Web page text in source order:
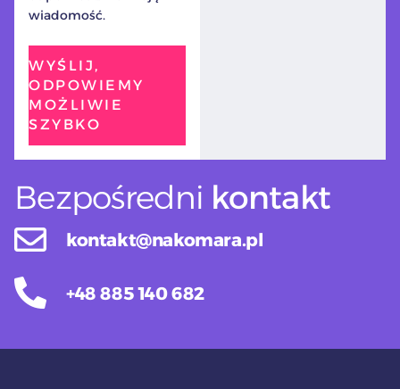
wiadomość.
WYŚLIJ,
ODPOWIEMY
MOŻLIWIE
SZYBKO
Bezpośredni kontakt
kontakt@nakomara.pl
+48 885 140 682